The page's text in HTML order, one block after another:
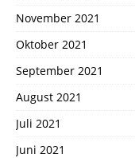
November 2021
Oktober 2021
September 2021
August 2021
Juli 2021
Juni 2021